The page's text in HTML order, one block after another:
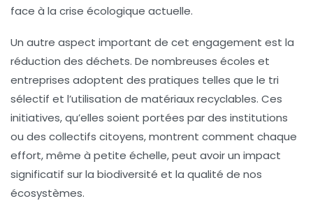
face à la crise écologique actuelle.
Un autre aspect important de cet engagement est la
réduction des déchets. De nombreuses écoles et
entreprises adoptent des pratiques telles que le tri
sélectif et l’utilisation de matériaux recyclables. Ces
initiatives, qu’elles soient portées par des institutions
ou des collectifs citoyens, montrent comment chaque
effort, même à petite échelle, peut avoir un impact
significatif sur la biodiversité et la qualité de nos
écosystèmes.